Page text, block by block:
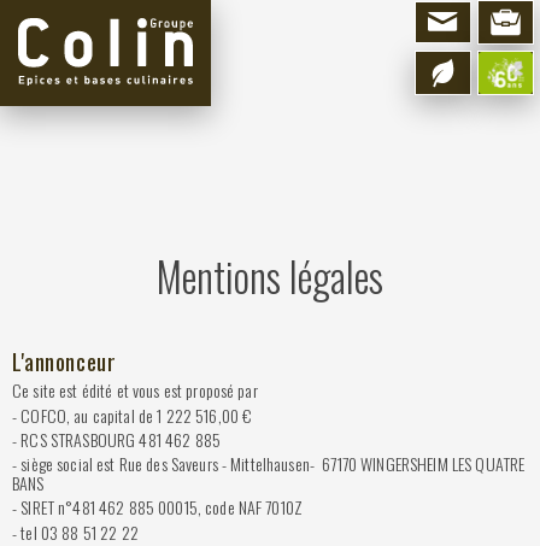
Mentions légales
L'annonceur
Ce site est édité et vous est proposé par
- COFCO, au capital de 1 222 516,00 €
- RCS STRASBOURG 481 462 885
- siège social est Rue des Saveurs - Mittelhausen- 67170 WINGERSHEIM LES QUATRE
BANS
- SIRET n°481 462 885 00015, code NAF 7010Z
- tel 03 88 51 22 22